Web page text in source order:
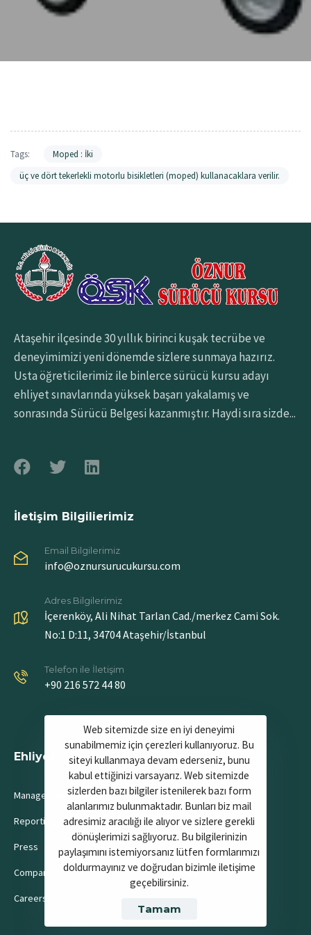
Tags:
Moped : İki
üç ve dört tekerlekli motorlu bisikletleri (moped) kullanacaklara verilir.
Ataşehir ilçesinde 30 yıllık birinci kuşak tecrübe ve
deneyimimizi yeni dönemde sizlere sunmaya hazırız.
Usta öğreticilerimiz ile binlerce sürücü kursu adayı
ehliyet sınavlarında yüksek başarı yakalamış ve
sonrasında Sürücü Belgesi kazanmıştır. Haydi sıra sizde...
İletişim Bilgilierimiz
Email Bilgilerimiz
info@oznursurucukursu.com
Adres Bilgilerimiz
İçerenköy, Ali Nihat Tarlan Cad./merkez Cami Sok.
No:1 D:11, 34704 Ataşehir/İstanbul
Telefon ile İletişim
+90 216 572 44 80
Ehliyet
Management
Reporting
Press
Company
Careers
Sürücü Kursu
Company
Careers
Press media
Our Blog
Web sitemizde size en iyi deneyimi
sunabilmemiz için çerezleri kullanıyoruz. Bu
siteyi kullanmaya devam ederseniz, bunu
kabul ettiğinizi varsayarız. Web sitemizde
sizlerden bazı bilgiler istenilerek bazı form
alanlarımız bulunmaktadır. Bunları biz mail
adresimiz aracılığı ile alıyor ve sizlere gerekli
dönüşlerimizi sağlıyoruz. Bu bilgilerinizin
paylaşımını istemiyorsanız lütfen formlarımızı
doldurmayınız ve doğrudan bizimle iletişime
geçebilirsiniz.
Tamam